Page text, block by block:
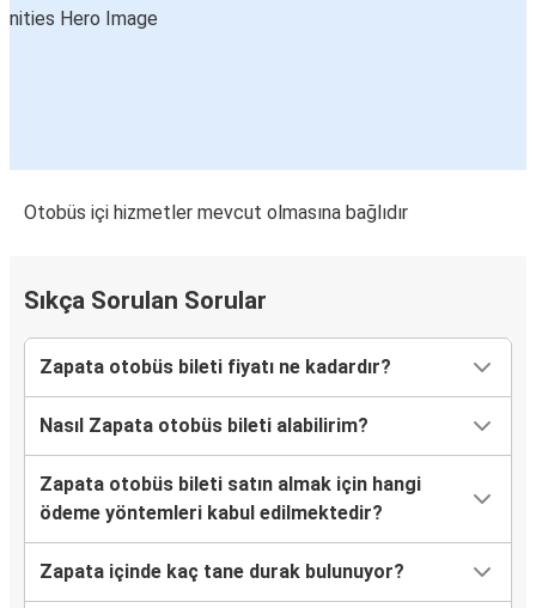
Otobüs içi hizmetler mevcut olmasına bağlıdır
Sıkça Sorulan Sorular
Zapata otobüs bileti fiyatı ne kadardır?
Nasıl Zapata otobüs bileti alabilirim?
Zapata otobüs bileti satın almak için hangi
ödeme yöntemleri kabul edilmektedir?
Zapata içinde kaç tane durak bulunuyor?